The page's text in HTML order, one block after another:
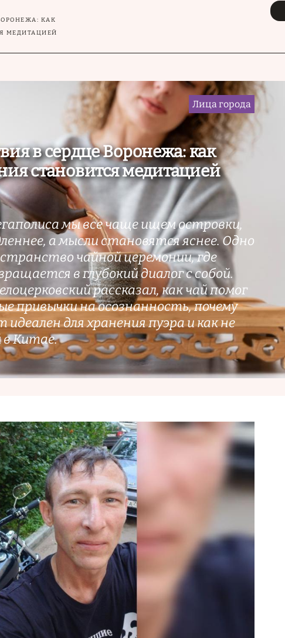
КАК
МЕДИТАЦИЕЙ
Лица города
в сердце Воронежа: как
становится медитацией
мы все чаще ищем островки,
а мысли становятся яснее. Одно
чайной церемонии, где
в глубокий диалог с собой.
рассказал, как чай помог
привычки на осознанность, почему
для хранения пуэра и как не
в Китае.